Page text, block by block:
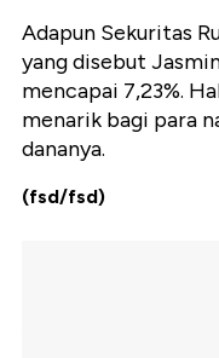
Adapun Sekuritas
yang disebut
mencapai 7,23%.
menarik bagi para
dananya.
(fsd/fsd)